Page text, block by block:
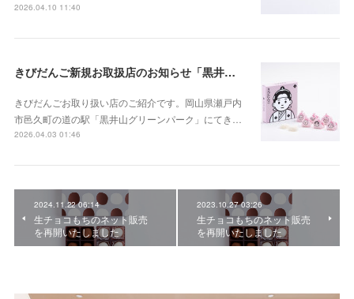
2026.04.10 11:40
きびだんご新規お取扱店のお知らせ「黒井山グリーンパーク（岡山県瀬戸内市邑久町）」
きびだんごお取り扱い店のご紹介です。岡山県瀬戸内
市邑久町の道の駅「黒井山グリーンパーク」にてき…
2026.04.03 01:46
2024.11.22 06:14
生チョコもちのネット販売
を再開いたしました
2023.10.27 03:26
生チョコもちのネット販売
を再開いたしました